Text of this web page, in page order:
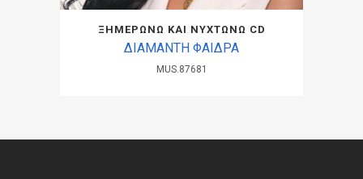
ΞΗΜΕΡΩΝΩ ΚΑΙ ΝΥΧΤΩΝΩ CD
ΔΙΑΜΑΝΤΗ ΦΑΙΔΡΑ
MUS.87681